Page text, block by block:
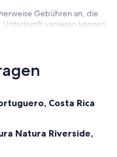
Gebühren an, die
variieren können.
Costa Rica
Natura Riverside,